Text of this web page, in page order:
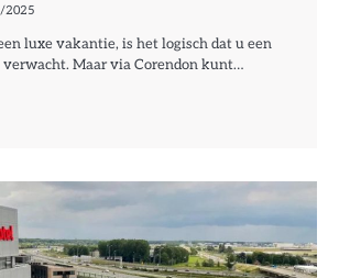
2025
luxe vakantie, is het logisch dat u een
Maar via Corendon kunt…